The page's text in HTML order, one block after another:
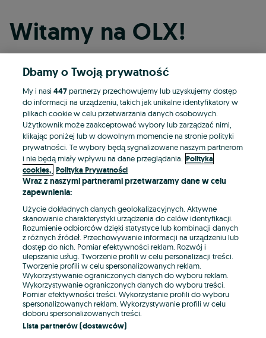
Witamy na OLX!
Kontynuuj przez Facebooka
Kontynuuj przez konto Apple
Kontynuuj przez konto Google
LUB
E-mail
Hasło
Dbamy o Twoją prywatność
My i nasi447partnerzy przechowujemy lub uzyskujemy dostęp
do informacji na urządzeniu, takich jak unikalne identyfikatory w
plikach cookie w celu przetwarzania danych osobowych.
Użytkownik może zaakceptować wybory lub zarządzać nimi,
klikając poniżej lub w dowolnym momencie na stronie polityki
prywatności. Te wybory będą sygnalizowane naszym partnerom
i nie będą miały wpływu na dane przeglądania. Polityka
cookies, Polityka Prywatności
Wraz z naszymi partnerami przetwarzamy dane w celu
zapewnienia:
Użycie dokładnych danych geolokalizacyjnych. Aktywne
skanowanie charakterystyki urządzenia do celów identyfikacji.
Rozumienie odbiorców dzięki statystyce lub kombinacji danych
z różnych źródeł. Przechowywanie informacji na urządzeniu lub
dostęp do nich. Pomiar efektywności reklam. Rozwój i
ulepszanie usług. Tworzenie profili w celu personalizacji treści.
Tworzenie profili w celu spersonalizowanych reklam.
Wykorzystywanie ograniczonych danych do wyboru reklam.
Wykorzystywanie ograniczonych danych do wyboru treści.
Pomiar efektywności treści. Wykorzystanie profili do wyboru
spersonalizowanych reklam. Wykorzystywanie profili w celu
doboru spersonalizowanych treści.
Lista partnerów (dostawców)